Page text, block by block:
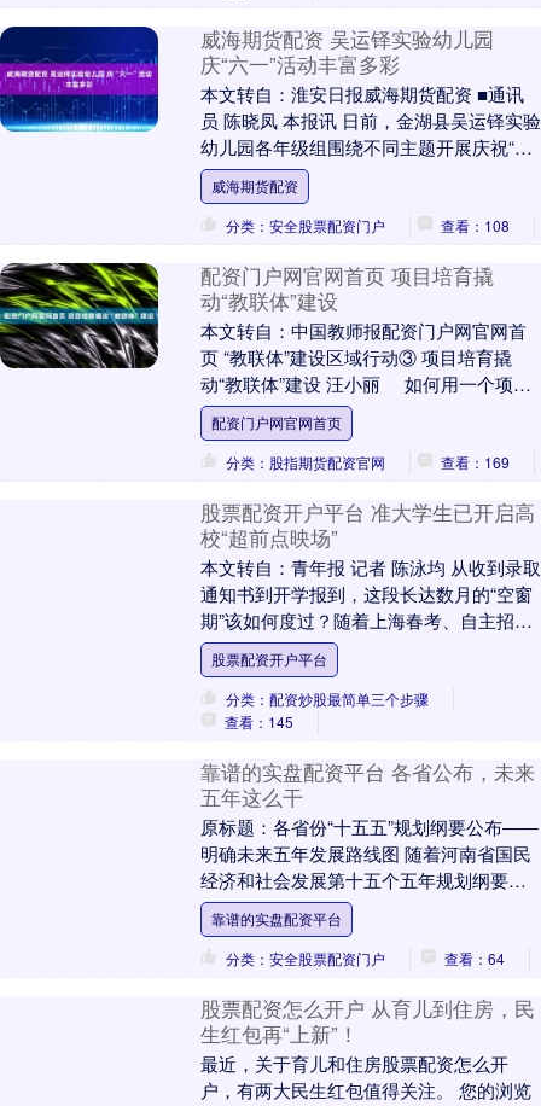
威海期货配资 吴运铎实验幼儿园
庆“六一”活动丰富多彩
本文转自：淮安日报威海期货配资 ■通讯
员 陈晓凤 本报讯 日前，金湖县吴运铎实验
幼儿园各年级组围绕不同主题开展庆祝“六
一”国际儿童节活动。 大班年级组开展“乐
享....
威海期货配资
分类：安全股票配资门户
查看：108
配资门户网官网首页 项目培育撬
动“教联体”建设
本文转自：中国教师报配资门户网官网首
页 “教联体”建设区域行动③ 项目培育撬
动“教联体”建设 汪小丽 如何用一个项目
串联起多方主体，构建协同高效的“教联....
配资门户网官网首页
分类：股指期货配资官网
查看：169
股票配资开户平台 准大学生已开启高
校“超前点映场”
本文转自：青年报 记者 陈泳均 从收到录取
通知书到开学报到，这段长达数月的“空窗
期”该如何度过？随着上海春考、自主招生
录取工作结束，一些05后正把目光投向大
学校....
股票配资开户平台
分类：配资炒股最简单三个步骤
查看：145
靠谱的实盘配资平台 各省公布，未来
五年这么干
原标题：各省份“十五五”规划纲要公布——
明确未来五年发展路线图 随着河南省国民
经济和社会发展第十五个五年规划纲要近
日发布，全国31个省份的“十五五”规划纲要
已....
靠谱的实盘配资平台
分类：安全股票配资门户
查看：64
股票配资怎么开户 从育儿到住房，民
生红包再“上新”！
最近，关于育儿和住房股票配资怎么开
户，有两大民生红包值得关注。 您的浏览